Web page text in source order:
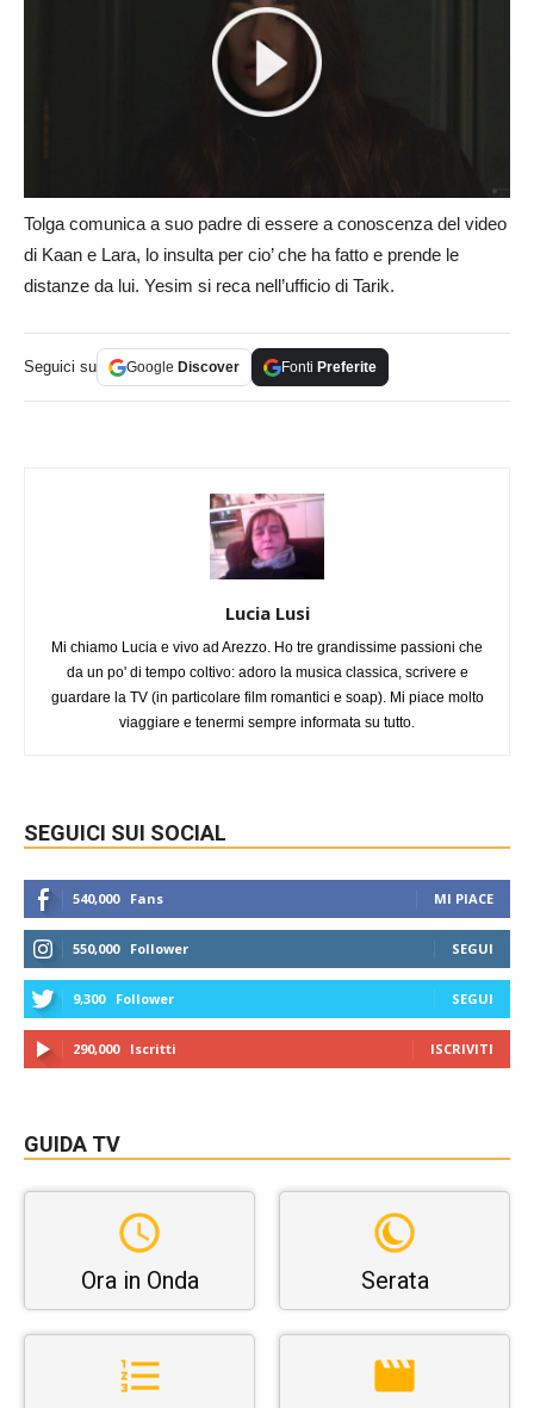
Tolga comunica a suo padre di essere a conoscenza del video
di Kaan e Lara, lo insulta per cio’ che ha fatto e prende le
distanze da lui. Yesim si reca nell’ufficio di Tarik.
Seguici su Google Discover Fonti Preferite
Lucia Lusi
Mi chiamo Lucia e vivo ad Arezzo. Ho tre grandissime passioni che
da un po' di tempo coltivo: adoro la musica classica, scrivere e
guardare la TV (in particolare film romantici e soap). Mi piace molto
viaggiare e tenermi sempre informata su tutto.
SEGUICI SUI SOCIAL
540,000 Fans MI PIACE
550,000 Follower SEGUI
9,300 Follower SEGUI
290,000 Iscritti ISCRIVITI
GUIDA TV
Ora in Onda Serata